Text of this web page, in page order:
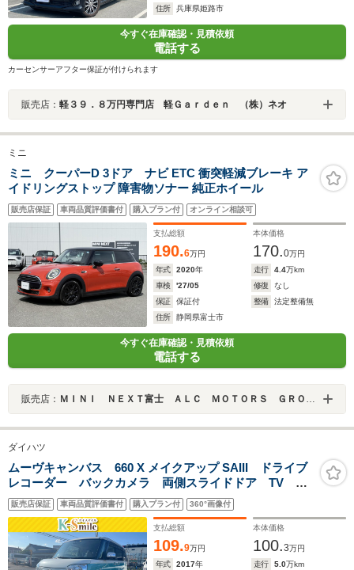
住所
兵庫県姫路市
今すぐ在庫確認・見積依頼
電話する
カーセンサーアフター保証が付けられます
販売店： 軽３９．８万円専門店 軽Ｇａｒｄｅｎ （株）ネオ
ミニ
ミニ クーパーD 3ドア ナビ ETC 衝突軽減ブレーキ ア
イドリングストップ 障害物ソナー 純正ホイール
販売店保証 車両品質評価書付 購入プラン付 オンライン相談可
支払総額
190.6万円
本体価格
170.0万円
年式
2020年 走行 4.4万km
車検
'27/05 修復
なし
保証
保証付 整備
法定整備無
住所
静岡県富士市
今すぐ在庫確認・見積依頼
電話する
販売店： ＭＩＮＩ ＮＥＸＴ富士 ＡＬＣ ＭＯＴＯＲＳ ＧＲＯＵＰ
ダイハツ
ムーヴキャンバス 660 X メイクアップ SAIII ドライブ
レコーダー バックカメラ 両側スライドドア TV ク
リアランスソナー 衝突被害軽減システム オートマチ
ックハイビーム スマートキー アイドリングストッ
プ 電動格納ミラー CVT ベンチシート
販売店保証 車両品質評価書付 購入プラン付 360°画像付
支払総額
109.9万円
本体価格
100.3万円
年式
2017年 走行 5.0万km